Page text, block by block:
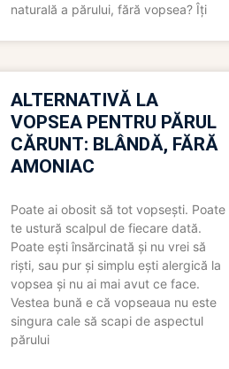
naturală a părului, fără vopsea? Îți
ALTERNATIVĂ LA
VOPSEA PENTRU PĂRUL
CĂRUNT: BLÂNDĂ, FĂRĂ
AMONIAC
Poate ai obosit să tot vopsești. Poate
te ustură scalpul de fiecare dată.
Poate ești însărcinată și nu vrei să
riști, sau pur și simplu ești alergică la
vopsea și nu ai mai avut ce face.
Vestea bună e că vopseaua nu este
singura cale să scapi de aspectul
părului